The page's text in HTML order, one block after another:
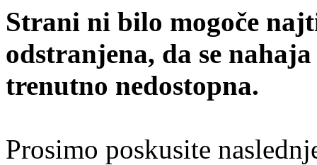
Strani ni bilo mogoče
odstranjena, da se
trenutno nedostopna.
Prosimo poskusite